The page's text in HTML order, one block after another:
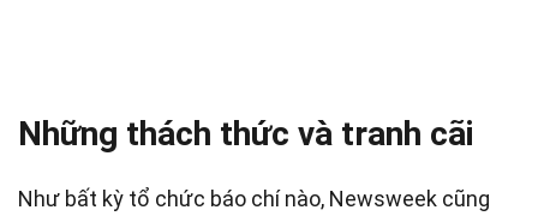
Những thách thức và tranh cãi
Như bất kỳ tổ chức báo chí nào, Newsweek cũng